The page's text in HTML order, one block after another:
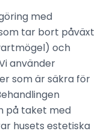
med
tar bort påväxt
och
använder
som är säkra för
på taket med
husets estetiska